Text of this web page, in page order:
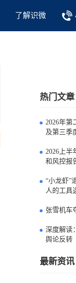
了解识微
热门文章
2026年第
及第三季
2026上半
和风控报
“小龙虾”
人的工具
张雪机车
深度解读
舆论反转
最新资讯